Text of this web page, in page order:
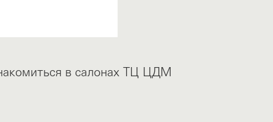
в салонах ТЦ ЦДМ